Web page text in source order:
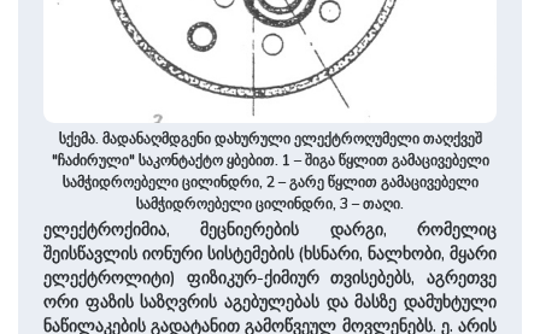
სქემა. მადანაღმდგენი დახურული ელექტროღუმელი თაღქვეშ
"ჩაძირული" საკონტაქტო ყბებით. 1 – შიგა წყლით გამაცივებელი
სამჭიდროებელი ცილინდრი, 2 – გარე წყლით გამაცივებელი
სამჭიდროებელი ცილინდრი, 3 – თაღი.
ელექტროქიმია, მეცნიერების დარგი, რომელიც
შეისწავლის იონური სისტემების (ხსნარი, ნალხობი, მყარი
ელექტროლიტი) ფიზიკურ-ქიმიურ თვისებებს, აგრეთვე
ორი ფაზის საზღვრის აგებულებას და მასზე დამუხტული
ნაწილაკების გადატანით გამოწვეულ მოვლენებს. ე. არის